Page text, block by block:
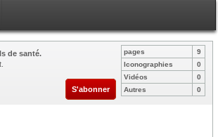
de santé.
S'abonner
pages
9
Iconographies
0
Vidéos
0
Autres
0